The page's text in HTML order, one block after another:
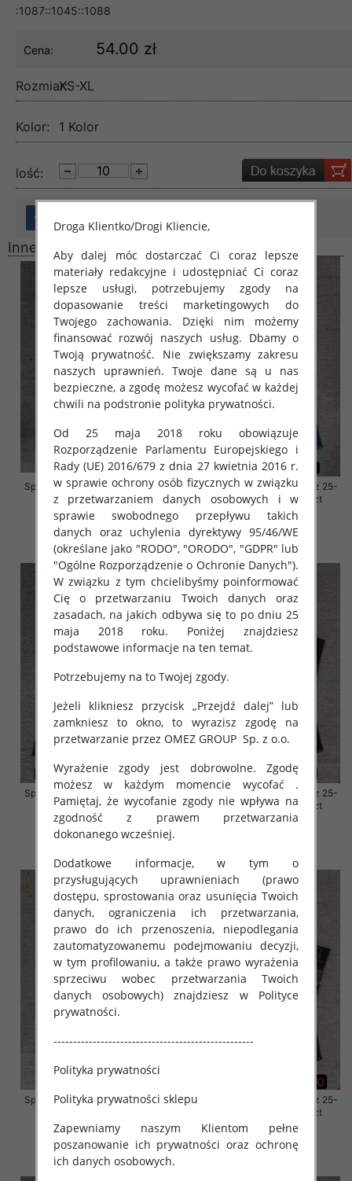
:1087::1045::1088
Cena: 54.00 zł
Rozmiar:XS-XL
Kolor: 1 Kolor
lość:
Inne produkty
Spodnie damskie jeansy Roz 29-
36, 1 Kolor Paczka 10 szt
57.00 zł
szczegóły
Spodnie damskie jeansy Roz 25-
30, 1 Kolor Paczka 10 szt
61.00 zł
Spodnie damskie jeansy Roz 25-
30, 1 Kolor Paczka 10 szt
61.00 zł
Spodnie damskie jeansy Roz 25-
30, 1 Kolor Paczka 10 szt
Spodnie damskie jeansy Roz 25-
61.00 zł
szczegóły
Spodnie damskie jeansy Roz 25-
30, 1 Kolor Paczka 10 szt
61.00 zł
Droga Klientko/Drogi Kliencie,
Aby dalej móc dostarczać Ci coraz lepsze
materiały redakcyjne i udostępniać Ci coraz
lepsze usługi, potrzebujemy zgody na
dopasowanie treści marketingowych do
Twojego zachowania. Dzięki nim możemy
finansować rozwój naszych usług. Dbamy o
Twoją prywatność. Nie zwiększamy zakresu
naszych uprawnień. Twoje dane są u nas
bezpieczne, a zgodę możesz wycofać w każdej
chwili na podstronie polityka prywatności.
Od 25 maja 2018 roku obowiązuje
Rozporządzenie Parlamentu Europejskiego i
Rady (UE) 2016/679 z dnia 27 kwietnia 2016 r.
w sprawie ochrony osób fizycznych w związku
z przetwarzaniem danych osobowych i w
sprawie swobodnego przepływu takich
danych oraz uchylenia dyrektywy 95/46/WE
(określane jako "RODO", "ORODO", "GDPR" lub
"Ogólne Rozporządzenie o Ochronie Danych").
W związku z tym chcielibyśmy poinformować
Cię o przetwarzaniu Twoich danych oraz
zasadach, na jakich odbywa się to po dniu 25
maja 2018 roku. Poniżej znajdziesz
podstawowe informacje na ten temat.
Potrzebujemy na to Twojej zgody.
Jeżeli klikniesz przycisk „Przejdź dalej” lub
zamkniesz to okno, to wyrazisz zgodę na
przetwarzanie przez OMEZ GROUP Sp. z o.o.
Wyrażenie zgody jest dobrowolne. Zgodę
możesz w każdym momencie wycofać .
Pamiętaj, że wycofanie zgody nie wpływa na
zgodność z prawem przetwarzania
dokonanego wcześniej.
Dodatkowe informacje, w tym o
przysługujących uprawnieniach (prawo
dostępu, sprostowania oraz usunięcia Twoich
danych, ograniczenia ich przetwarzania,
prawo do ich przenoszenia, niepodlegania
zautomatyzowanemu podejmowaniu decyzji,
w tym profilowaniu, a także prawo wyrażenia
sprzeciwu wobec przetwarzania Twoich
danych osobowych) znajdziesz w Polityce
prywatności.
---------------------------------------------------
Polityka prywatności
Polityka prywatności sklepu
Zapewniamy naszym Klientom pełne
poszanowanie ich prywatności oraz ochronę
ich danych osobowych.